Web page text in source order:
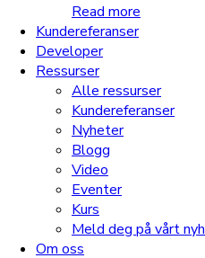
Read more
Kundereferanser
Developer
Ressurser
Alle ressurser
Kundereferanser
Nyheter
Blogg
Video
Eventer
Kurs
Meld deg på vårt
Om oss